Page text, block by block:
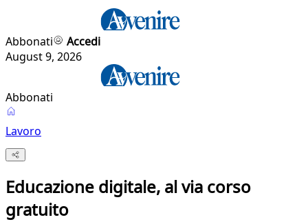
Abbonati
Accedi
August 9, 2026
Abbonati
Lavoro
Educazione digitale, al via corso
gratuito